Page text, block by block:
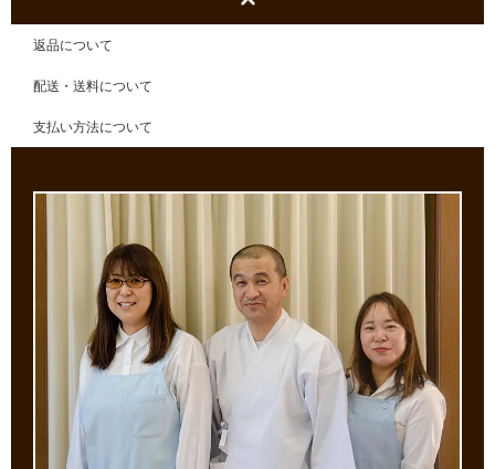
返品について
配送・送料について
支払い方法について